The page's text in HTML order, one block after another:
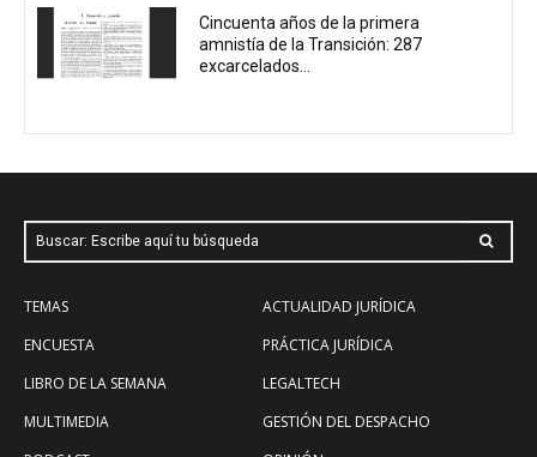
Cincuenta años de la primera
amnistía de la Transición: 287
excarcelados...
Buscar: Escribe aquí tu búsqueda
TEMAS
ENCUESTA
LIBRO DE LA SEMANA
MULTIMEDIA
ACTUALIDAD JURÍDICA
PRÁCTICA JURÍDICA
LEGALTECH
GESTIÓN DEL DESPACHO